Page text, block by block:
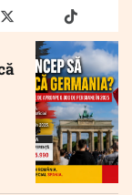
twitter truthtiktok